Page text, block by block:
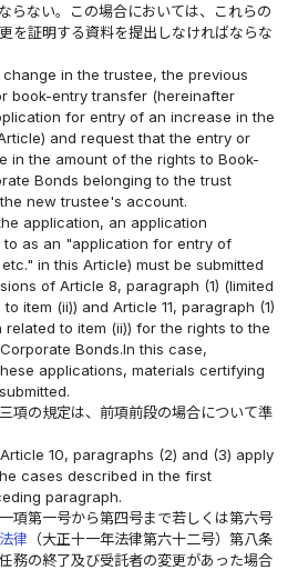
らない。この場合においては、これらの
を証明する資料を提出しなければならな
change in the trustee, the previous
book-entry transfer (hereinafter
for entry of an increase in the
and request that the entry or
in the amount of the rights to Book-
Bonds belonging to the trust
new trustee's account.
application, an application
as an "application for entry of
in this Article) must be submitted
of Article 8, paragraph (1) (limited
item (ii)) and Article 11, paragraph (1)
related to item (ii)) for the rights to the
Bonds.In this case,
applications, materials certifying
項の規定は、前項前段の場合について準
10, paragraphs (2) and (3) apply
cases described in the first
paragraph.
項第一号から第四号まで若しくは第六号
律 （大正十一年法律第六十二号）第八条
務の終了及び受託者の変更があった場合